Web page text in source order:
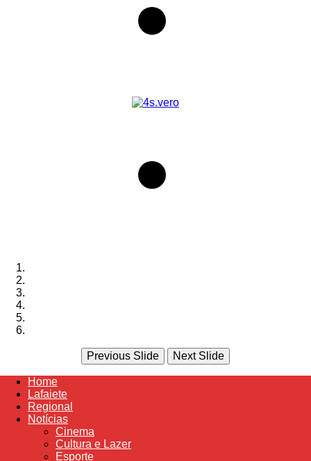
Previous Slide Next Slide
Home
Lafaiete
Regional
Notícias
Cinema
Cultura e Lazer
Esporte